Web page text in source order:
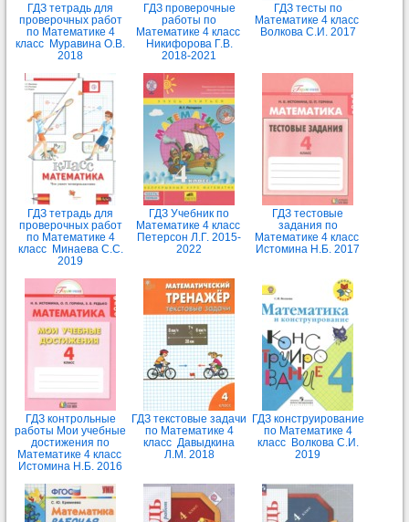
ГДЗ тетрадь для
проверочных работ
по Математике 4
класс Муравина О.В.
2018
ГДЗ проверочные
работы по
Математике 4 класс
Никифорова Г.В.
2018-2021
ГДЗ тесты по
Математике 4 класс
Волкова С.И. 2017
ГДЗ тетрадь для
проверочных работ
по Математике 4
класс Минаева С.С.
2019
ГДЗ Учебник по
Математике 4 класс
Петерсон Л.Г. 2015-
2022
ГДЗ тестовые
задания по
Математике 4 класс
Истомина Н.Б. 2017
ГДЗ контрольные
работы Мои учебные
достижения по
Математике 4 класс
Истомина Н.Б. 2016
ГДЗ текстовые задачи
по Математике 4
класс Давыдкина
Л.М. 2018
ГДЗ конструирование
по Математике 4
класс Волкова С.И.
2019